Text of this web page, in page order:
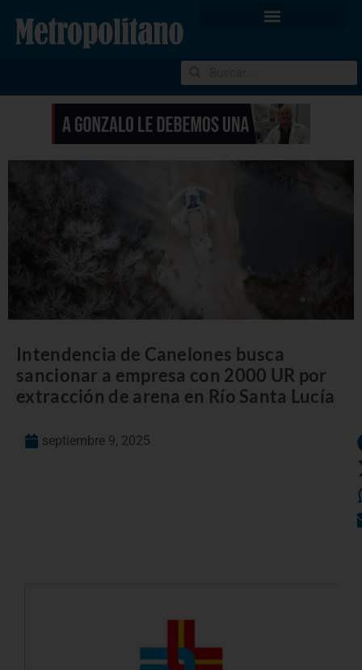
Intendencia de Canelones busca
sancionar a empresa con 2000 UR por
extracción de arena en Río Santa Lucía
septiembre 9, 2025